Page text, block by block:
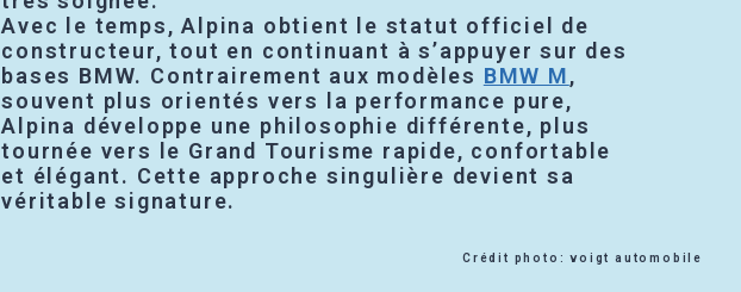
Avec le temps, Alpina obtient le statut officiel de
constructeur, tout en continuant à s’appuyer sur des
bases BMW. Contrairement aux modèles BMW M,
souvent plus orientés vers la performance pure,
Alpina développe une philosophie différente, plus
tournée vers le Grand Tourisme rapide, confortable
et élégant. Cette approche singulière devient sa
véritable signature.
Crédit photo: voigt automobile